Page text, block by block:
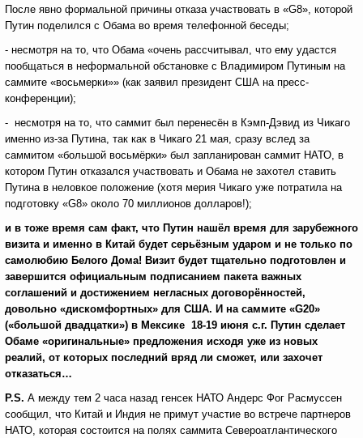
После явно формальной причины отказа участвовать в «G8», которой
Путин поделился с Обама во время телефонной беседы;
- несмотря на то, что Обама «очень рассчитывал, что ему удастся
пообщаться в неформальной обстановке с Владимиром Путиным на
саммите «восьмерки»» (как заявил президент США на пресс-
конференции);
- несмотря на то, что саммит был перенесён в Кэмп-Дэвид из Чикаго
именно из-за Путина, так как в Чикаго 21 мая, сразу вслед за
саммитом «большой восьмёрки» был запланирован саммит НАТО, в
котором Путин отказался участвовать и Обама не захотел ставить
Путина в неловкое положение (хотя мерия Чикаго уже потратила на
подготовку «G8» около 70 миллионов долларов!);
и в тоже время сам факт, что Путин нашёл время для зарубежного
визита и именно в Китай будет серьёзным ударом и не только по
самолюбию Белого Дома! Визит будет тщательно подготовлен и
завершится официальным подписанием пакета важных
соглашений и достижением негласных договорённостей,
довольно «дискомфортных» для США. И на саммите «G20»
(«большой двадцатки») в Мексике 18-19 июня с.г. Путин сделает
Обаме «оригинальные» предложения исходя уже из новых
реалий, от которых последний вряд ли сможет, или захочет
отказаться…
P.S. А между тем 2 часа назад генсек НАТО Андерс Фог Расмуссен
сообщил, что Китай и Индия не примут участие во встрече партнеров
НАТО, которая состоится на полях саммита Североатлантического